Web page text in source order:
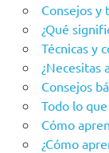
Consejos y
¿Qué
Técnicas y
¿Necesitas
Consejos
Todo lo
Cómo
¿Cómo